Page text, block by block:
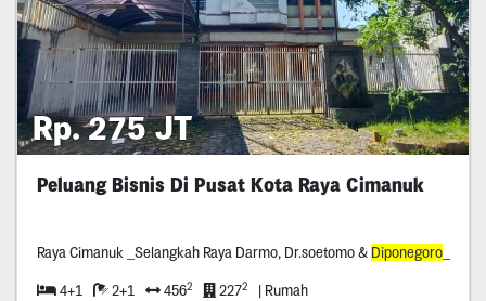
Rp. 275 JT
Peluang Bisnis Di Pusat Kota Raya Cimanuk
Raya Cimanuk _Selangkah Raya Darmo, Dr.soetomo & Diponegoro_
4+1 2+1 4562 2272 | Rumah